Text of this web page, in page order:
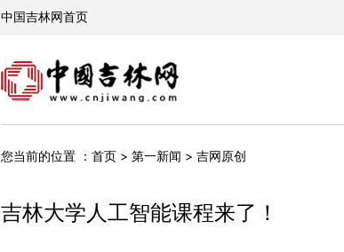
您当前的位置 ： 首页 > 第一新闻 > 吉网原创
吉林大学人工智能课程来了！